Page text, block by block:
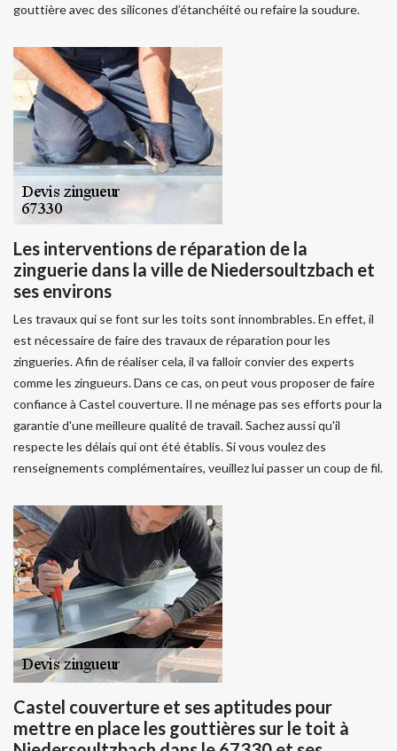
gouttière avec des silicones d’étanchéité ou refaire la soudure.
Les interventions de réparation de la
zinguerie dans la ville de Niedersoultzbach et
ses environs
Les travaux qui se font sur les toits sont innombrables. En effet, il
est nécessaire de faire des travaux de réparation pour les
zingueries. Afin de réaliser cela, il va falloir convier des experts
comme les zingueurs. Dans ce cas, on peut vous proposer de faire
confiance à Castel couverture. Il ne ménage pas ses efforts pour la
garantie d'une meilleure qualité de travail. Sachez aussi qu'il
respecte les délais qui ont été établis. Si vous voulez des
renseignements complémentaires, veuillez lui passer un coup de fil.
Castel couverture et ses aptitudes pour
mettre en place les gouttières sur le toit à